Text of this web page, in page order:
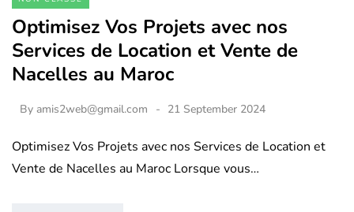
Optimisez Vos Projets avec nos
Services de Location et Vente de
Nacelles au Maroc
By amis2web@gmail.com 21 September 2024
Optimisez Vos Projets avec nos Services de Location et
Vente de Nacelles au Maroc Lorsque vous…